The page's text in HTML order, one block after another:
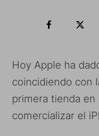
Hoy Apple ha
coincidiendo con
primera tienda en
comercializar el